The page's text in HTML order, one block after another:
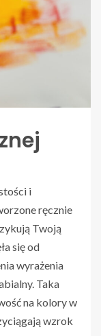
i
ręcznie
Twoją
się od
wyrażenia
Taka
na kolory w
wzrok